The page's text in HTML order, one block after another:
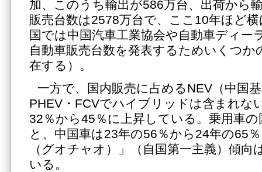
加、このうち輸出が586万台、出荷から
販売台数は2578万台で、ここ10年ほど
国では中国汽車工業協会や自動車ディー
自動車販売台数を発表するためいくつか
在する）。
一方で、国内販売に占めるNEV（中国
PHEV・FCVでハイブリッドは含まれな
32％から45％に上昇している。乗用車
と、中国車は23年の56％から24年の65
（グオチャオ）」（自国第一主義）傾
いる。